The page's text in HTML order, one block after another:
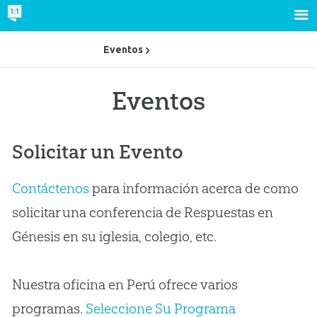
Eventos
Solicitar un Evento
Contáctenospara información acerca de como
solicitar una conferencia de Respuestas en
Génesis en su iglesia, colegio, etc.
Nuestra oficina en Perú ofrece varios
programas. Seleccione Su Programa
Eventos